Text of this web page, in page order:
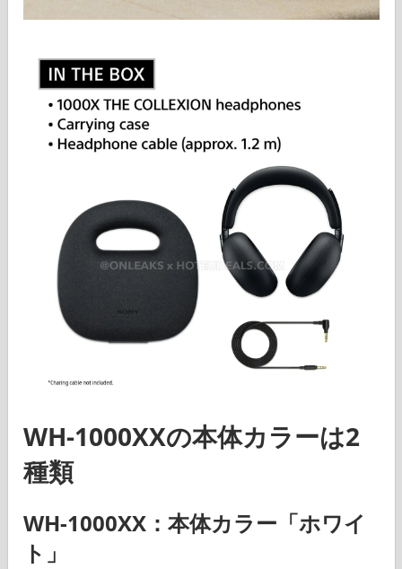
WH-1000XXの本体カラーは2
種類
WH-1000XX：本体カラー「ホワイ
ト」